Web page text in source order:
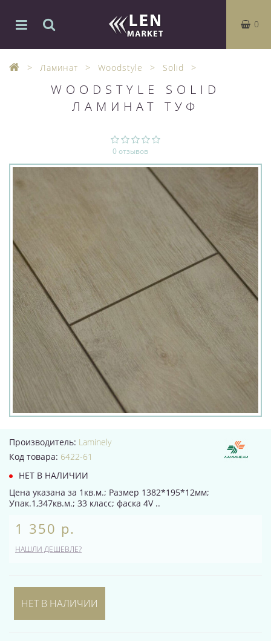
0
Ламинат Woodstyle Solid
WOODSTYLE SOLID
ЛАМИНАТ ТУФ
0 отзывов
Производитель: Laminely
Код товара: 6422-61
НЕТ В НАЛИЧИИ
Цена указана за 1кв.м.; Размер 1382*195*12мм;
Упак.1,347кв.м.; 33 класс; фаска 4V ..
1 350 р.
НАШЛИ ДЕШЕВЛЕ?
НЕТ В НАЛИЧИИ